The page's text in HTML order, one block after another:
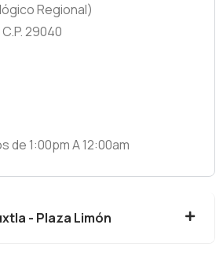
Regional)
29040
de 1:00pm A 12:00am
- Plaza Limón